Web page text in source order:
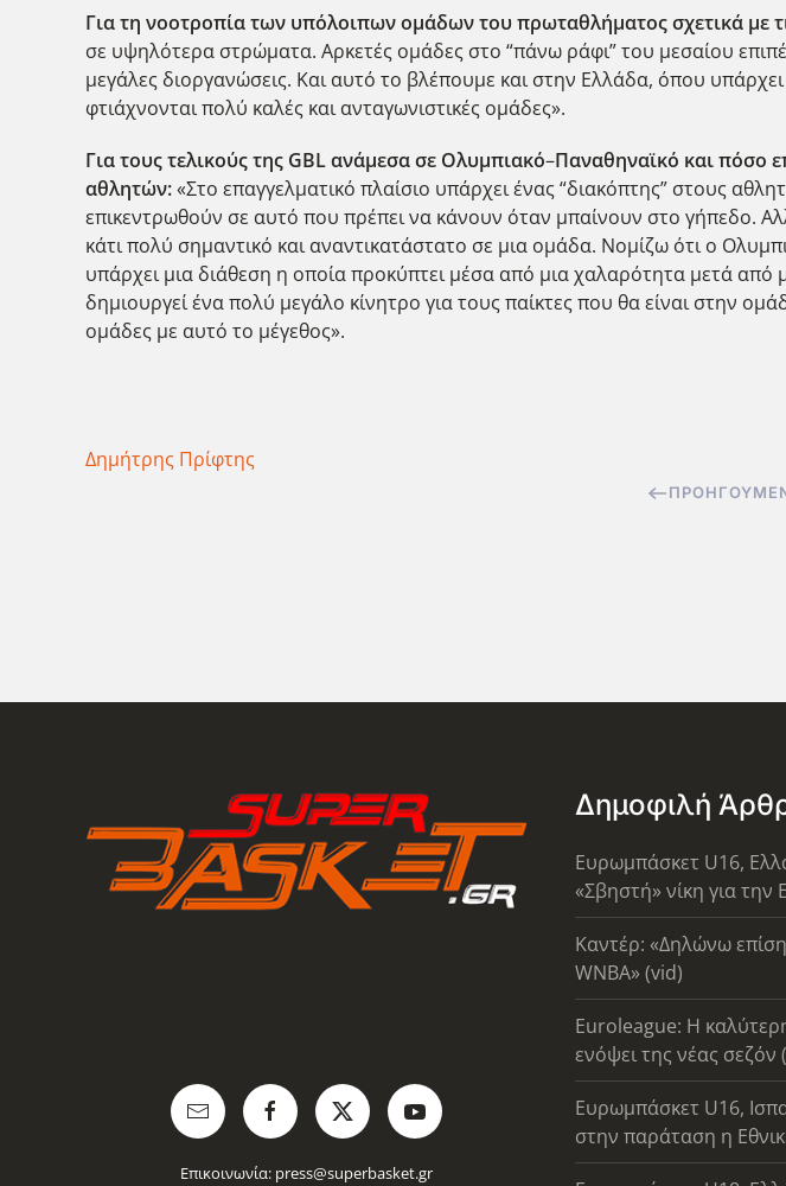
Για τη νοοτροπία των υπόλοιπων ομάδων του πρωταθλήματος σχετικά με
σε υψηλότερα στρώματα. Αρκετές ομάδες στο “πάνω ράφι” του μεσαίου
μεγάλες διοργανώσεις. Και αυτό το βλέπουμε και στην Ελλάδα, όπου
φτιάχνονται πολύ καλές και ανταγωνιστικές ομάδες».
Για τους τελικούς της GBL ανάμεσα σε Ολυμπιακό–Παναθηναϊκό και πόσο
αθλητών:«Στο επαγγελματικό πλαίσιο υπάρχει ένας “διακόπτης” στους
επικεντρωθούν σε αυτό που πρέπει να κάνουν όταν μπαίνουν στο γήπεδο.
κάτι πολύ σημαντικό και αναντικατάστατο σε μια ομάδα. Νομίζω ότι ο
υπάρχει μια διάθεση η οποία προκύπτει μέσα από μια χαλαρότητα μετά από
δημιουργεί ένα πολύ μεγάλο κίνητρο για τους παίκτες που θα είναι στην
ομάδες με αυτό το μέγεθος».
Δημήτρης Πρίφτης
Επικοινωνία: press@superbasket.gr
Δημοφιλή
Ευρωμπάσκετ U16,
«Σβηστή» νίκη για την
Καντέρ: «Δηλώνω
WNBA» (vid)
Euroleague: Η
ενόψει της νέας σεζόν
Ευρωμπάσκετ U16,
στην παράταση η